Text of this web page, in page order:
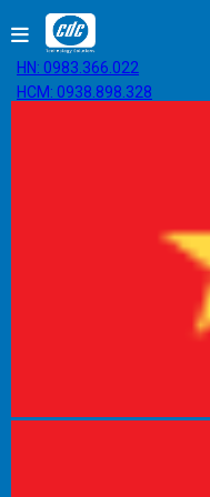
HN: 0983.366.022
HCM: 0938.898.328